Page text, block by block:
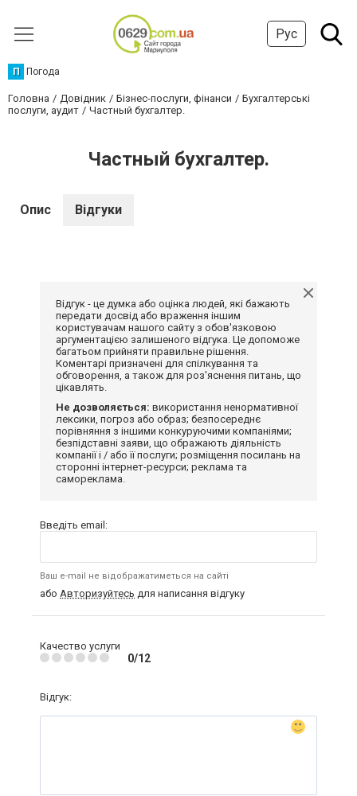
Рус
П Погода
Головна Довідник Бізнес-послуги, фінанси
Бухгалтерські
послуги, аудит
Частный бухгалтер.
Частный бухгалтер.
Опис Відгуки
Відгук - це думка або оцінка людей, які бажають
передати досвід або враження іншим
користувачам нашого сайту з обов'язковою
аргументацією залишеного відгука. Це допоможе
багатьом прийняти правильне рішення.
Коментарі призначені для спілкування та
обговорення, а також для роз'яснення питань, що
цікавлять.
Не дозволяється: використання ненормативної
лексики, погроз або образ; безпосереднє
порівняння з іншими конкуруючими компаніями;
безпідставні заяви, що ображають діяльність
компанії і / або її послуги; розміщення посилань на
сторонні інтернет-ресурси; реклама та
самореклама.
Введіть email:
Ваш e-mail не відображатиметься на сайті
або Авторизуйтесь для написання відгуку
Качество услуги
0/12
Відгук: